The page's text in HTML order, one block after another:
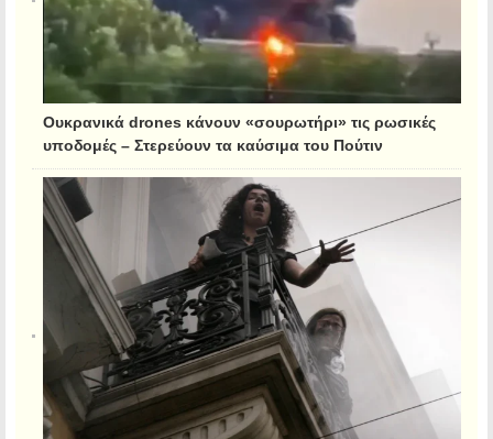
Ουκρανικά drones κάνουν «σουρωτήρι» τις ρωσικές
υποδομές – Στερεύουν τα καύσιμα του Πούτιν